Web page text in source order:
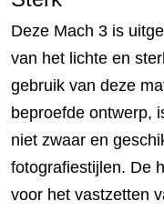
Deze Mach 3 is
van het lichte en
gebruik van deze
beproefde ontwerp,
niet zwaar en
fotografiestijlen. De
voor het vastzetten